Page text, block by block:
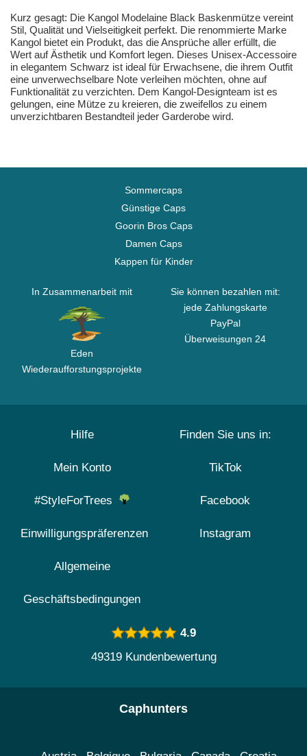
Kurz gesagt: Die Kangol Modelaine Black Baskenmütze vereint
Stil, Qualität und Vielseitigkeit perfekt. Die renommierte Marke
Kangol bietet ein Produkt, das die Ansprüche aller erfüllt, die
Wert auf Ästhetik und Komfort legen. Dieses Unisex-Accessoire
in elegantem Schwarz ist ideal für Erwachsene, die ihrem Outfit
eine unverwechselbare Note verleihen möchten, ohne auf
Funktionalität zu verzichten. Dem Kangol-Designteam ist es
gelungen, eine Mütze zu kreieren, die zweifellos zu einem
unverzichtbaren Bestandteil jeder Garderobe wird.
Sommercaps
Günstige Caps
Goorin Bros Caps
Damen Caps
Kappen für Kinder
In Zusammenarbeit mit
Eden
Wiederaufforstungsprojekte
Sie können bezahlen mit:
jede Zahlungskarte
PayPal
Überweisungen 24
Hilfe
Mein Konto
#StyleForTrees
Einwilligungspräferenzen
Allgemeine
Geschäftsbedingungen
Finden Sie uns in:
TikTok
Facebook
Instagram
4.9
49319 Kundenbewertung
Caphunters